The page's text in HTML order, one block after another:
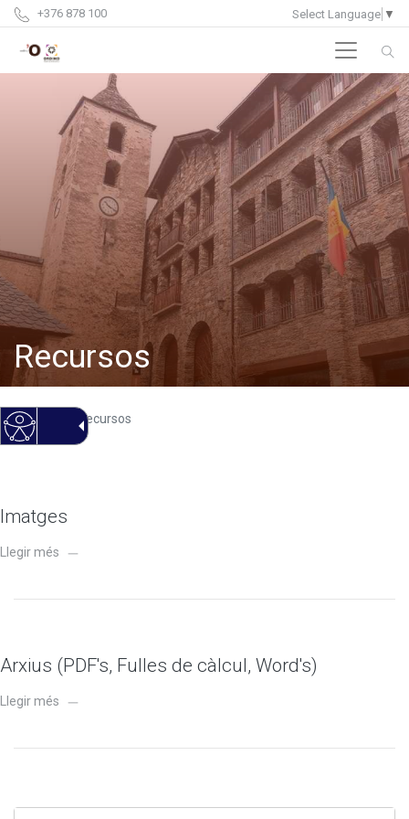
+376 878 100 Select Language ▼
Recursos
Inici Recursos
Imatges
Llegir més
Arxius (PDF's, Fulles de càlcul, Word's)
Llegir més